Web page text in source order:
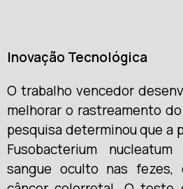
Inovação Tecnológica
O trabalho vencedor
melhorar o rastreamento
pesquisa determinou que a
Fusobacterium
sangue oculto nas